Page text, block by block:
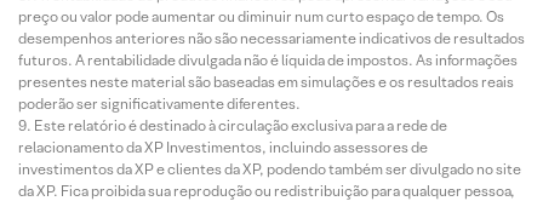
preço ou valor pode aumentar ou diminuir num curto espaço de tempo. Os
desempenhos anteriores não são necessariamente indicativos de resultados
futuros. A rentabilidade divulgada não é líquida de impostos. As informações
presentes neste material são baseadas em simulações e os resultados reais
poderão ser significativamente diferentes.
Este relatório é destinado à circulação exclusiva para a rede de
relacionamento da XP Investimentos, incluindo assessores de
investimentos da XP e clientes da XP, podendo também ser divulgado no site
da XP. Fica proibida sua reprodução ou redistribuição para qualquer pessoa,